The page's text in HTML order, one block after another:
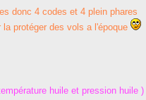
donc 4 codes et 4 plein phares
protéger des vols a l'époque
huile et pression huile )